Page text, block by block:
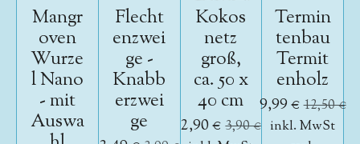
Mangr
oven
Wurze
l Nano
- mit
Auswa
Flecht
enzwei
ge -
Knabb
erzwei
ge
Kokos
netz
groß,
ca. 50 x
40 cm
2,90 € 3,90 €
Termin
tenbau
Termit
enholz
9,99 €12,50 €
inkl. MwSt